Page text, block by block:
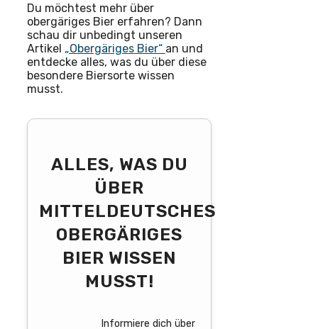
Du möchtest mehr über
obergäriges Bier erfahren? Dann
schau dir unbedingt unseren
Artikel „Obergäriges Bier“ an und
entdecke alles, was du über diese
besondere Biersorte wissen
musst.
ALLES, WAS DU
ÜBER
MITTELDEUTSCHES
OBERGÄRIGES
BIER WISSEN
MUSST!
Informiere dich über